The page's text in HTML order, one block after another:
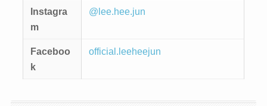
Instagra
m
@lee.hee.jun
Faceboo
k
official.leeheejun